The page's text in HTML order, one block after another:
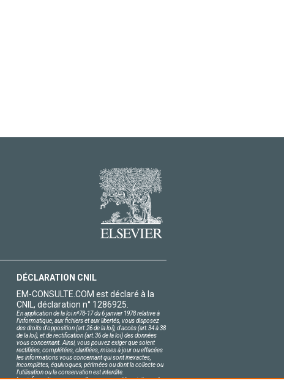
DÉCLARATION CNIL
EM-CONSULTE.COM est déclaré à la
CNIL, déclaration n° 1286925.
En application de la loi nº78-17 du 6 janvier 1978 relative à
l'informatique, aux fichiers et aux libertés, vous disposez
des droits d'opposition (art.26 de la loi), d'accès (art.34 à 38
de la loi), et de rectification (art.36 de la loi) des données
vous concernant. Ainsi, vous pouvez exiger que soient
rectifiées, complétées, clarifiées, mises à jour ou effacées
les informations vous concernant qui sont inexactes,
incomplètes, équivoques, périmées ou dont la collecte ou
l'utilisation ou la conservation est interdite.
Les informations personnelles concernant les visiteurs de